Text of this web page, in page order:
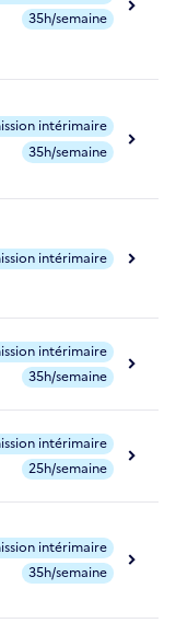
35h/semaine
intérimaire
35h/semaine
intérimaire
intérimaire
35h/semaine
intérimaire
25h/semaine
intérimaire
35h/semaine